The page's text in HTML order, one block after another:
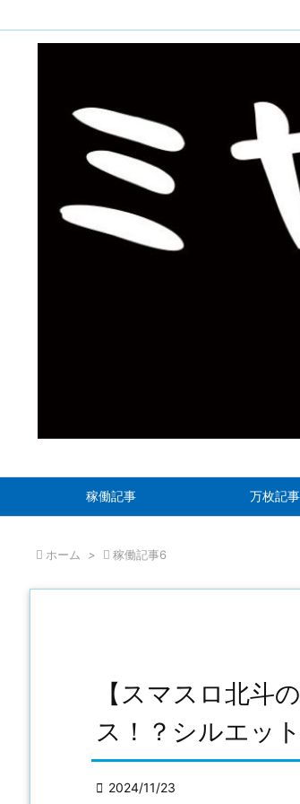
稼働記事 万枚記事
 ホーム >  稼働記事6
【スマスロ北斗
ス！？シルエッ
 2024/11/23